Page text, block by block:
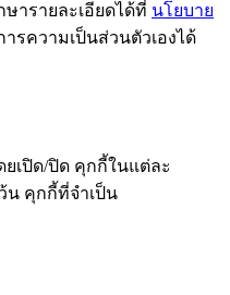
ารายละเอียดได้ที่ นโยบาย
รความเป็นส่วนตัวเองได้
เปิด/ปิด คุกกี้ในแต่ละ
น คุกกี้ที่จำเป็น